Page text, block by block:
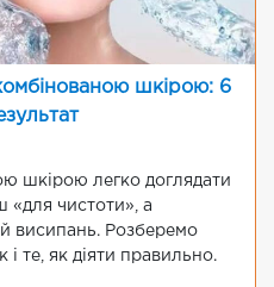
шкірою: 6
шкірою легко доглядати
чистоти», а
висипань. Розберемо
те, як діяти правильно.